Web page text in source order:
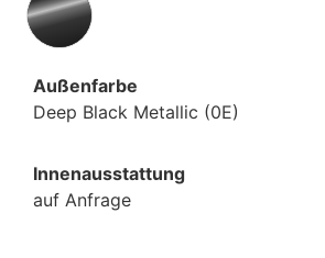
Außenfarbe
Deep Black Metallic (0E)
Innenausstattung
auf Anfrage